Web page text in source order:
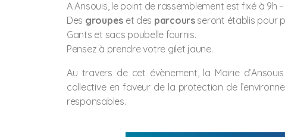
A Ansouis, le point de rassemblement est fixé à 9h
Des groupes et des parcoursseront établis pour
Gants et sacs poubelle fournis.
Pensez à prendre votre gilet jaune.
Au travers de cet évènement, la Mairie
collective en faveur de la protection de
responsables.